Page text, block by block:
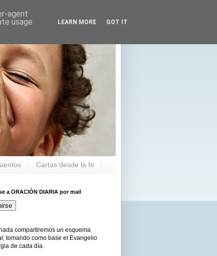
Cartas desde la fe
a ORACIÓN DIARIA por mail
compartiremos un esquema
tomando como base el Evangelio
de cada día.
agent
usage
LEARN MORE GOT IT